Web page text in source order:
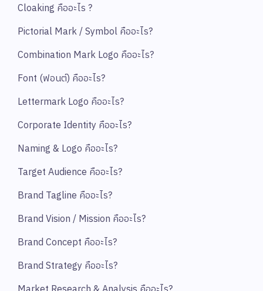
Cloaking คืออะไร ?
Pictorial Mark / Symbol คืออะไร?
Combination Mark Logo คืออะไร?
Font (ฟอนต์) คืออะไร?
Lettermark Logo คืออะไร?
Corporate Identity คืออะไร?
Naming & Logo คืออะไร?
Target Audience คืออะไร?
Brand Tagline คืออะไร?
Brand Vision / Mission คืออะไร?
Brand Concept คืออะไร?
Brand Strategy คืออะไร?